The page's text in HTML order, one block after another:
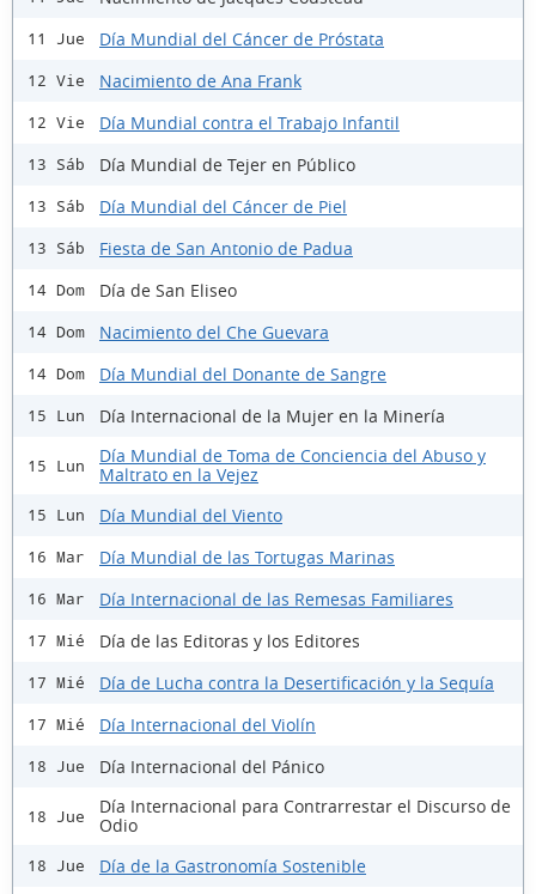
11 Jue Día Mundial del Cáncer de Próstata
12 Vie Nacimiento de Ana Frank
12 Vie Día Mundial contra el Trabajo Infantil
13 Sáb Día Mundial de Tejer en Público
13 Sáb Día Mundial del Cáncer de Piel
13 Sáb Fiesta de San Antonio de Padua
14 Dom Día de San Eliseo
14 Dom Nacimiento del Che Guevara
14 Dom Día Mundial del Donante de Sangre
15 Lun Día Internacional de la Mujer en la Minería
15 Lun
Día Mundial de Toma de Conciencia del Abuso y
Maltrato en la Vejez
15 Lun Día Mundial del Viento
16 Mar Día Mundial de las Tortugas Marinas
16 Mar Día Internacional de las Remesas Familiares
17 Mié Día de las Editoras y los Editores
17 Mié Día de Lucha contra la Desertificación y la Sequía
17 Mié Día Internacional del Violín
18 Jue Día Internacional del Pánico
18 Jue
Día Internacional para Contrarrestar el Discurso de
Odio
18 Jue Día de la Gastronomía Sostenible